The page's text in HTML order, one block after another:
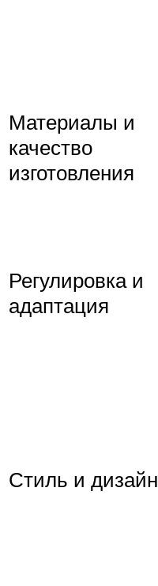
Материалы и
качество
изготовления
Регулировка и
адаптация
Стиль и дизайн